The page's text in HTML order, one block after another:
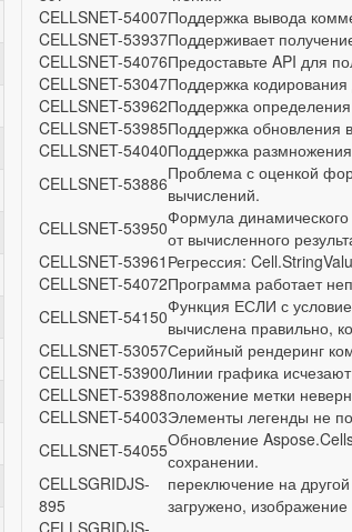
CELLSNET-54007Поддержка вывода
CELLSNET-53937Поддерживает
CELLSNET-54076Предоставьте API для
CELLSNET-53047Поддержка кодирования
CELLSNET-53962Поддержка
CELLSNET-53985Поддержка обновления
CELLSNET-54040Поддержка
CELLSNET-53886Проблема с оценкой
вычислений.
CELLSNET-53950Формула
от вычисленного
CELLSNET-53961 Регрессия:
CELLSNET-54072Программа работает
CELLSNET-54150Функция ЕСЛИ с
вычислена правильно,
CELLSNET-53057Серийный рендеринг
CELLSNET-53900Линии графика
CELLSNET-53988положение метки
CELLSNET-54003Элементы легенды не
CELLSNET-54055Обновление
сохранении.
CELLSGRIDJS-
895
переключение на
загружено, изображение
CELLSGRIDJS-